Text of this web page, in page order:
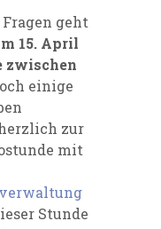
geht
15. April
zwischen
einige
zur
mit
Stunde